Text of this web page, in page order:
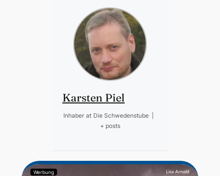
Karsten Piel
Inhaber at Die Schwedenstube
+ posts
Werbung